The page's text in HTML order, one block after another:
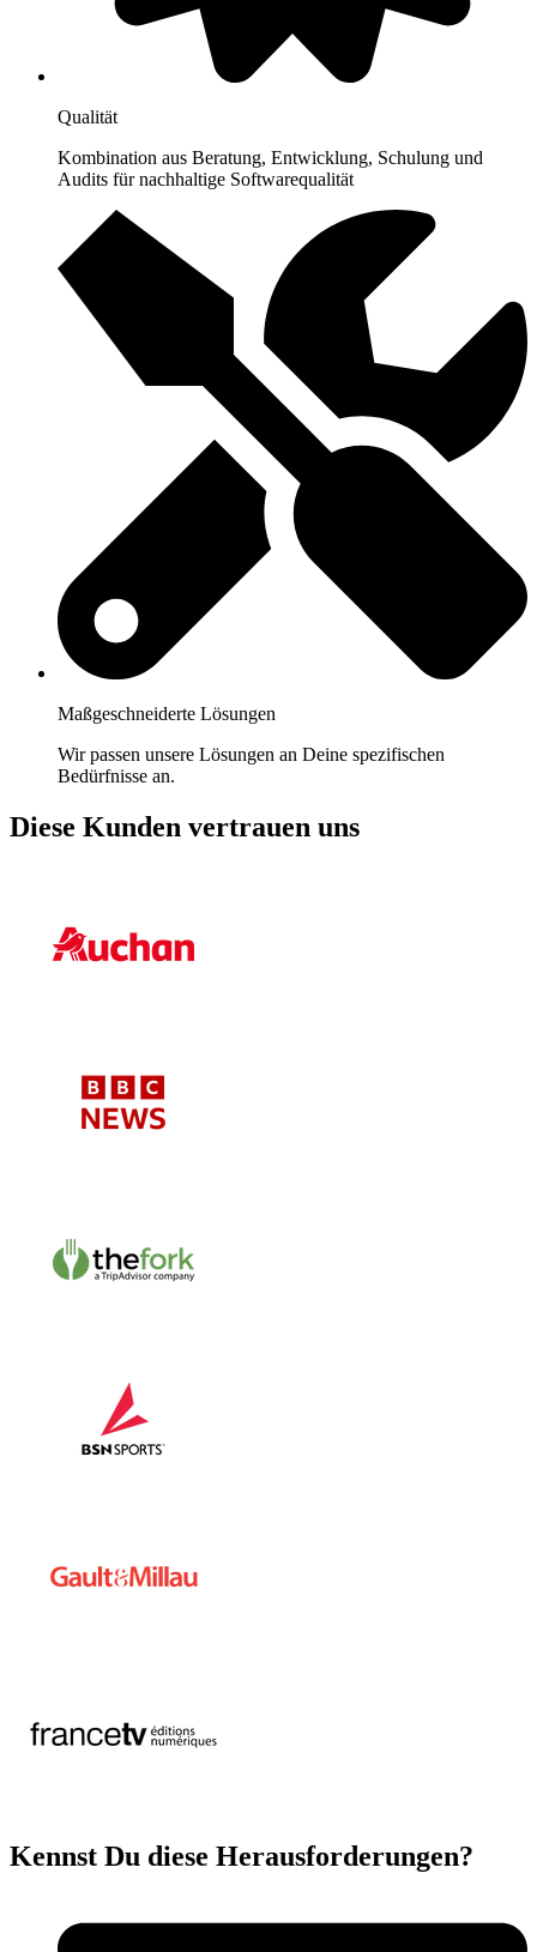
Qualität
Kombination aus Beratung, Entwicklung, Schulung und
Audits für nachhaltige Softwarequalität
Maßgeschneiderte Lösungen
Wir passen unsere Lösungen an Deine spezifischen
Bedürfnisse an.
Diese Kunden vertrauen uns
Kennst Du diese Herausforderungen?